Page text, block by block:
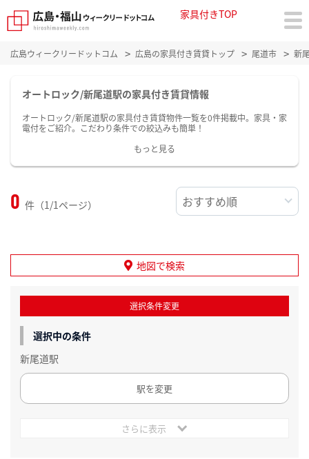
家具付きTOP
広島ウィークリードットコム 広島の家具付き賃貸トップ 尾道市 新
オートロック/新尾道駅の家具付き賃貸情報
オートロック/新尾道駅の家具付き賃貸物件一覧を0件掲載中。家具・家
電付をご紹介。こだわり条件での絞込みも簡単！
もっと見る
0 件（1/1ページ）
地図で検索
選択条件変更
選択中の条件
新尾道駅
駅を変更
さらに表示